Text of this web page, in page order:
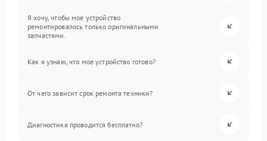
Я хочу, чтобы мое устройство
ремонтировалось только оригинальными
запчастями.
Как я узнаю, что мое устройство готово?
От чего зависит срок ремонта техники?
Диагностика проводится бесплатно?